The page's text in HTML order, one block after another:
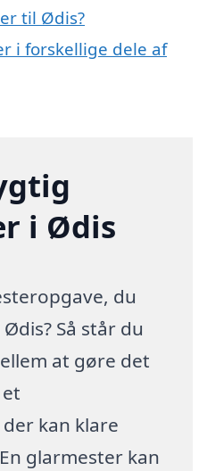
til Ødis?
i forskellige dele af
i Ødis
du
Så står du
at gøre det
kan klare
glarmester kan